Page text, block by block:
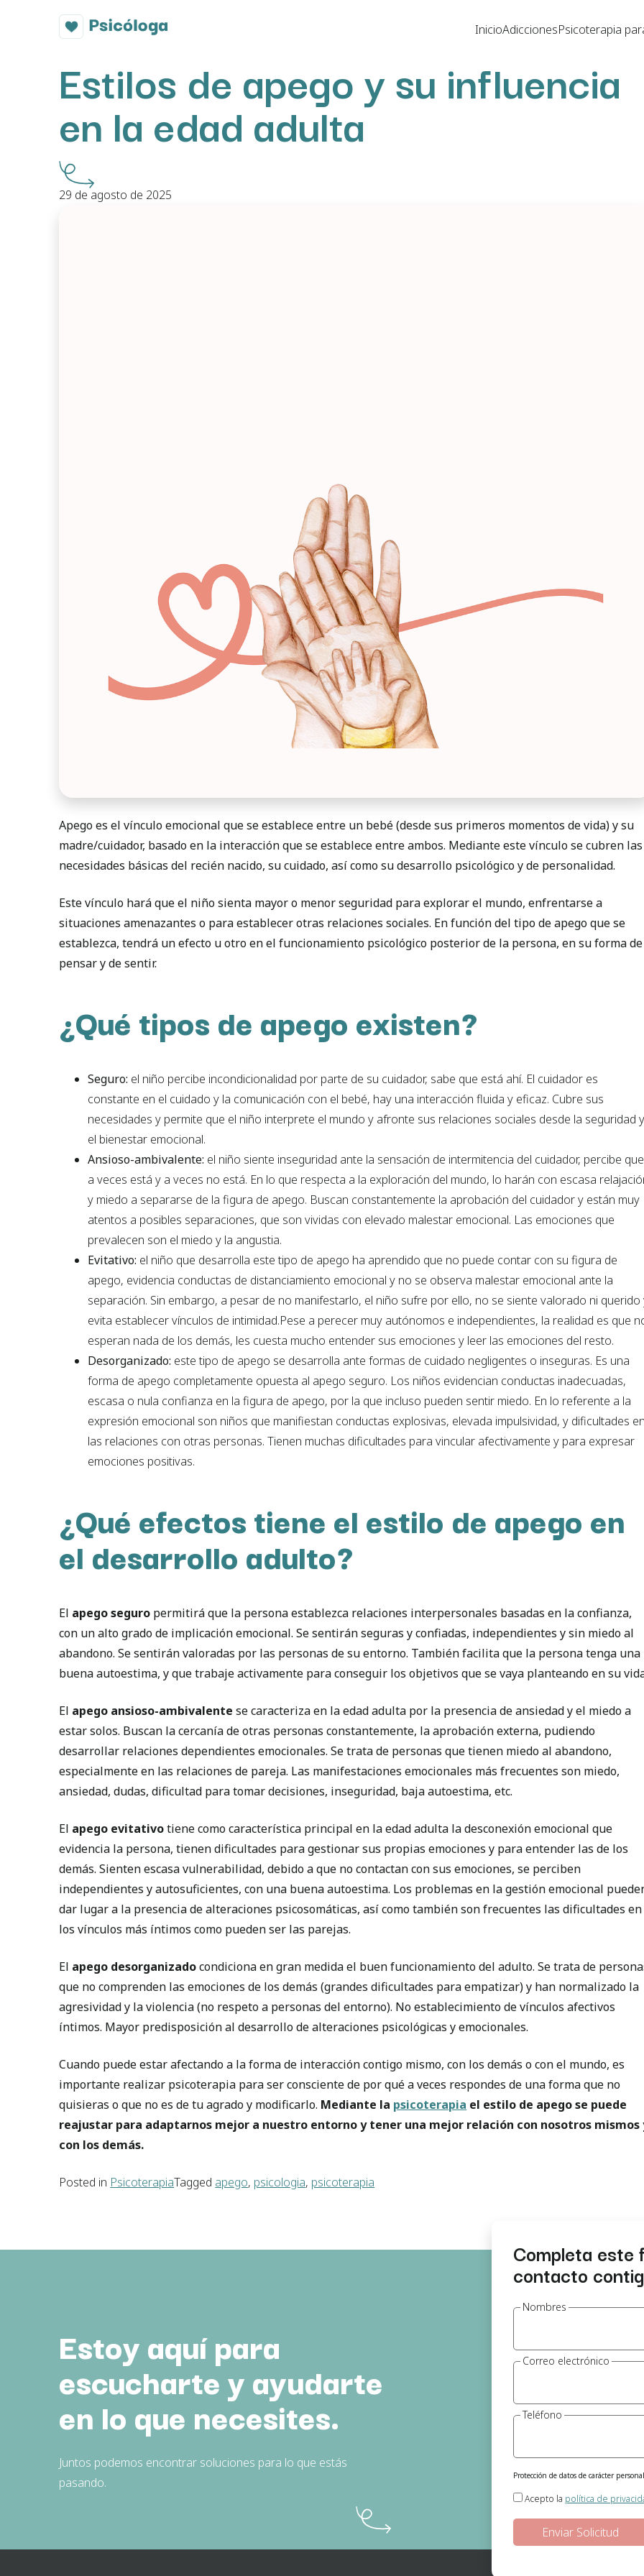
InicioAdiccionesPsicoterapia
Estilos de apego y su influencia
en la edad adulta
29 de agosto de 2025
Apego es el vínculo emocional que se establece entre un bebé (desde sus primeros momentos de vida) y su
madre/cuidador, basado en la interacción que se establece entre ambos. Mediante este vínculo se cubren las
necesidades básicas del recién nacido, su cuidado, así como su desarrollo psicológico y de personalidad.
Este vínculo hará que el niño sienta mayor o menor seguridad para explorar el mundo, enfrentarse a
situaciones amenazantes o para establecer otras relaciones sociales. En función del tipo de apego que se
establezca, tendrá un efecto u otro en el funcionamiento psicológico posterior de la persona, en su forma de
pensar y de sentir.
¿Qué tipos de apego existen?
Seguro: el niño percibe incondicionalidad por parte de su cuidador, sabe que está ahí. El cuidador es
constante en el cuidado y la comunicación con el bebé, hay una interacción fluida y eficaz. Cubre sus
necesidades y permite que el niño interprete el mundo y afronte sus relaciones sociales desde la seguridad
el bienestar emocional.
Ansioso-ambivalente: el niño siente inseguridad ante la sensación de intermitencia del cuidador, percibe que
a veces está y a veces no está. En lo que respecta a la exploración del mundo, lo harán con escasa
y miedo a separarse de la figura de apego. Buscan constantemente la aprobación del cuidador y están muy
atentos a posibles separaciones, que son vividas con elevado malestar emocional. Las emociones que
prevalecen son el miedo y la angustia.
Evitativo: el niño que desarrolla este tipo de apego ha aprendido que no puede contar con su figura de
apego, evidencia conductas de distanciamiento emocional y no se observa malestar emocional ante la
separación. Sin embargo, a pesar de no manifestarlo, el niño sufre por ello, no se siente valorado ni querido
evita establecer vínculos de intimidad.Pese a perecer muy autónomos e independientes, la realidad es que
esperan nada de los demás, les cuesta mucho entender sus emociones y leer las emociones del resto.
Desorganizado: este tipo de apego se desarrolla ante formas de cuidado negligentes o inseguras. Es una
forma de apego completamente opuesta al apego seguro. Los niños evidencian conductas inadecuadas,
escasa o nula confianza en la figura de apego, por la que incluso pueden sentir miedo. En lo referente a la
expresión emocional son niños que manifiestan conductas explosivas, elevada impulsividad, y dificultades
las relaciones con otras personas. Tienen muchas dificultades para vincular afectivamente y para expresar
emociones positivas.
¿Qué efectos tiene el estilo de apego en
el desarrollo adulto?
El apego seguro permitirá que la persona establezca relaciones interpersonales basadas en la confianza,
con un alto grado de implicación emocional. Se sentirán seguras y confiadas, independientes y sin miedo al
abandono. Se sentirán valoradas por las personas de su entorno. También facilita que la persona tenga una
buena autoestima, y que trabaje activamente para conseguir los objetivos que se vaya planteando en su
El apego ansioso-ambivalentese caracteriza en la edad adulta por la presencia de ansiedad y el miedo a
estar solos. Buscan la cercanía de otras personas constantemente, la aprobación externa, pudiendo
desarrollar relaciones dependientes emocionales. Se trata de personas que tienen miedo al abandono,
especialmente en las relaciones de pareja. Las manifestaciones emocionales más frecuentes son miedo,
ansiedad, dudas, dificultad para tomar decisiones, inseguridad, baja autoestima, etc.
El apego evitativotiene como característica principal en la edad adulta la desconexión emocional que
evidencia la persona, tienen dificultades para gestionar sus propias emociones y para entender las de los
demás. Sienten escasa vulnerabilidad, debido a que no contactan con sus emociones, se perciben
independientes y autosuficientes, con una buena autoestima. Los problemas en la gestión emocional
dar lugar a la presencia de alteraciones psicosomáticas, así como también son frecuentes las dificultades en
los vínculos más íntimos como pueden ser las parejas.
El apego desorganizadocondiciona en gran medida el buen funcionamiento del adulto. Se trata de
que no comprenden las emociones de los demás (grandes dificultades para empatizar) y han normalizado la
agresividad y la violencia (no respeto a personas del entorno). No establecimiento de vínculos afectivos
íntimos. Mayor predisposición al desarrollo de alteraciones psicológicas y emocionales.
Cuando puede estar afectando a la forma de interacción contigo mismo, con los demás o con el mundo, es
importante realizar psicoterapia para ser consciente de por qué a veces respondes de una forma que no
quisieras o que no es de tu agrado y modificarlo. Mediante la psicoterapia el estilo de apego se puede
reajustar para adaptarnos mejor a nuestro entorno y tener una mejor relación con nosotros mismos
con los demás.
Posted in PsicoterapiaTagged apego, psicologia, psicoterapia
Estoy aquí para
escucharte y ayudarte
en lo que necesites.
Juntos podemos encontrar soluciones para lo que estás
pasando.
Completa este
contacto
Nombres
Correo electrónico
Teléfono
Protección de datos de carácter
Finalidad:Gestión de las solicitudes
Destinatarios de los datos:
No existe
Acepto la política de